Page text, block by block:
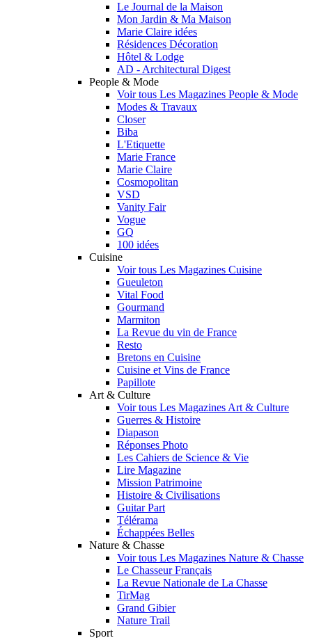
Le Journal de la Maison
Mon Jardin & Ma Maison
Marie Claire idées
Résidences Décoration
Hôtel & Lodge
AD - Architectural Digest
People & Mode
Voir tous Les Magazines People & Mode
Modes & Travaux
Closer
Biba
L'Etiquette
Marie France
Marie Claire
Cosmopolitan
VSD
Vanity Fair
Vogue
GQ
100 idées
Cuisine
Voir tous Les Magazines Cuisine
Gueuleton
Vital Food
Gourmand
Marmiton
La Revue du vin de France
Resto
Bretons en Cuisine
Cuisine et Vins de France
Papillote
Art & Culture
Voir tous Les Magazines Art & Culture
Guerres & Histoire
Diapason
Réponses Photo
Les Cahiers de Science & Vie
Lire Magazine
Mission Patrimoine
Histoire & Civilisations
Guitar Part
Télérama
Échappées Belles
Nature & Chasse
Voir tous Les Magazines Nature & Chasse
Le Chasseur Français
La Revue Nationale de La Chasse
TirMag
Grand Gibier
Nature Trail
Sport